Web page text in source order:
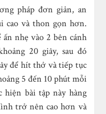
pháp đơn giản, an
cao và thon gọn hơn.
nhẹ vào 2 bên cánh
20 giây, sau đó
để hít thở và tiếp tục
5 đến 10 phút mỗi
bài tập này hàng
trở nên cao hơn và